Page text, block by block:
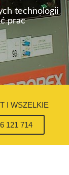
technologii
prac
I WSZELKIE
121 714